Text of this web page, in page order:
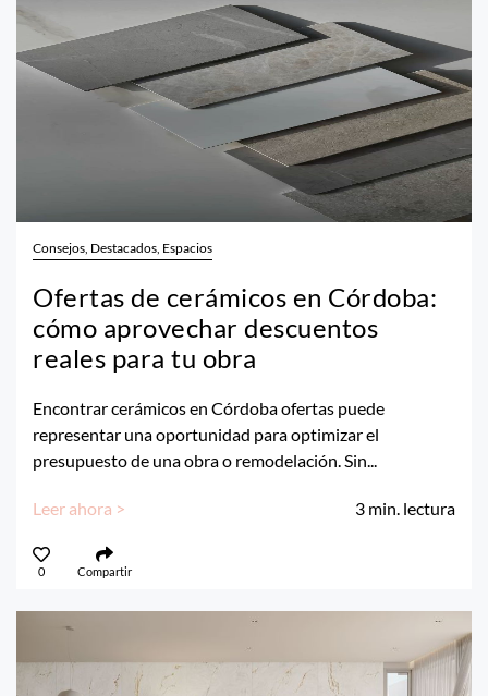
Consejos, Destacados, Espacios
Ofertas de cerámicos en Córdoba:
cómo aprovechar descuentos
reales para tu obra
Encontrar cerámicos en Córdoba ofertas puede
representar una oportunidad para optimizar el
presupuesto de una obra o remodelación. Sin...
Leer ahora > 3 min. lectura
0 Compartir